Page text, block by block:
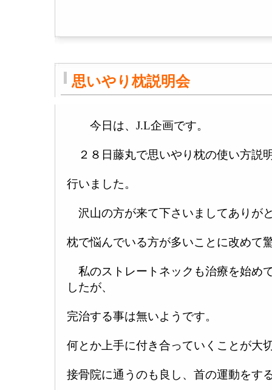
思いやり枕説明会
今日は、J.L企画です。
２８日藤丸で思いやり枕の使い方説
行いました。
沢山の方が来て下さいましてありが
枕で悩んでいる方が多いことに改めて
私のストレートネックも治療を始め
したが、
完治する事は無いようです。
何とか上手に付き合っていくことが大
接骨院に通うのも良し、首の運動をす